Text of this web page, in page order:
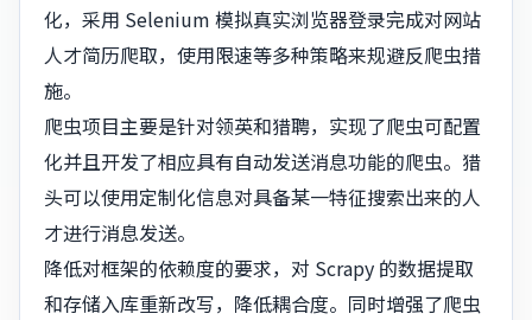
化，采用 Selenium 模拟真实浏览器登录完成对网站
人才简历爬取，使用限速等多种策略来规避反爬虫措
施。
爬虫项目主要是针对领英和猎聘，实现了爬虫可配置
化并且开发了相应具有自动发送消息功能的爬虫。猎
头可以使用定制化信息对具备某一特征搜索出来的人
才进行消息发送。
降低对框架的依赖度的要求，对 Scrapy 的数据提取
和存储入库重新改写，降低耦合度。同时增强了爬虫